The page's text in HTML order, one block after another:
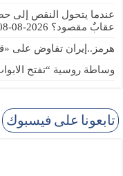
عندما يتحول النقص إلى
عقابٌ مقصود؟ 2026-08-08
هرمز..إيران تفاوض على
وساطة روسية “تفتح
تابعونا على فيسبوك